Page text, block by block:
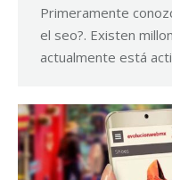
Primeramente
el seo?. Existen
actualmente está